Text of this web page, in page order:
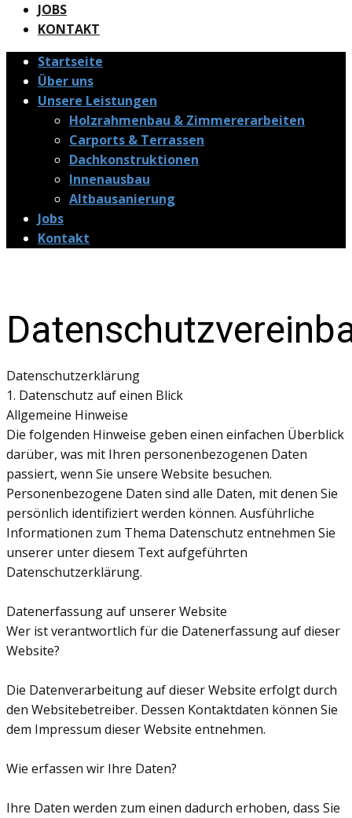
JOBS
KONTAKT
Startseite
Über uns
Unsere Leistungen
Holzrahmenbau & Zimmererarbeiten
Carports & Terrassen
Dachkonstruktionen
Innenausbau
Altbausanierung
Jobs
Kontakt
Datenschutzerklärung
1. Datenschutz auf einen Blick
Allgemeine Hinweise
Die folgenden Hinweise geben einen einfachen Überblick
darüber, was mit Ihren personenbezogenen Daten
passiert, wenn Sie unsere Website besuchen.
Personenbezogene Daten sind alle Daten, mit denen Sie
persönlich identifiziert werden können. Ausführliche
Informationen zum Thema Datenschutz entnehmen Sie
unserer unter diesem Text aufgeführten
Datenschutzerklärung.
Datenerfassung auf unserer Website
Wer ist verantwortlich für die Datenerfassung auf dieser
Website?
Die Datenverarbeitung auf dieser Website erfolgt durch
den Websitebetreiber. Dessen Kontaktdaten können Sie
dem Impressum dieser Website entnehmen.
Wie erfassen wir Ihre Daten?
Ihre Daten werden zum einen dadurch erhoben, dass Sie